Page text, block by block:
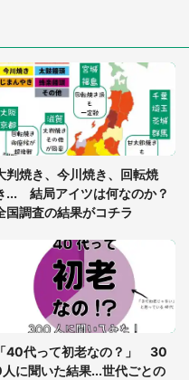
幹線で大パニック。隣席の青
お願いしたら...」 体験談に
の野菜〟に6.5万人戦慄
返ると...2歳娘が〝まさかの
しました」
ってきた、急激な腹痛。我慢
電車を降りようとしたけれ
女性）
判焼き、今川焼き、回転焼
... 結局アイツは何なのか？
国調査の結果がコチラ
「40代って初老なの？」 30
に聞いた結果...世代ごとの